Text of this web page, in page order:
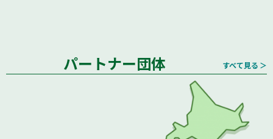
すべて見る ＞
パートナー団体